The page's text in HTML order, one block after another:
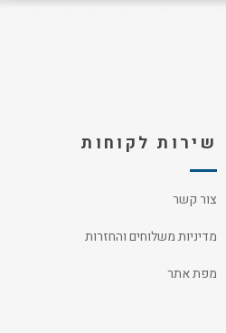
שירות לקוחות
צור קשר
מדיניות משלוחים והחזרות
מפת אתר